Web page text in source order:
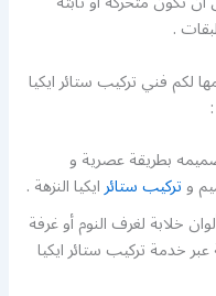
.
لكم فني تركيب ستائر ايكيا
بطريقة عصرية و
تركيب ستائرايكيا النزهة .
خلابة لغرف النوم أو غرفة
خدمة تركيب ستائر ايكيا